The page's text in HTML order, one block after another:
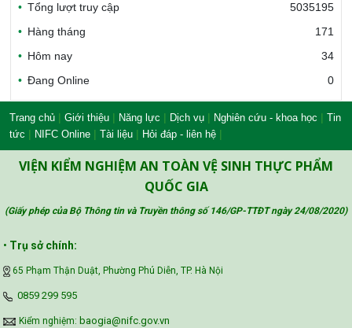
Công đoàn Y tế Việt Nam
Safe Food for Growth Project (SAFEGRO)
Vietnam Center for Food Safety Risk
Tổng lượt truy cập
5035195
Hàng tháng
171
Hôm nay
34
Đang Online
0
Trang chủ | Giới thiệu | Năng lực | Dịch vụ | Nghiên cứu - khoa học | Tin
tức | NIFC Online | Tài liệu | Hỏi đáp - liên hệ |
VIỆN KIỂM NGHIỆM AN TOÀN VỆ SINH THỰC PHẨM
QUỐC GIA
(Giấy phép của Bộ Thông tin và Truyền thông số 146/GP-TTĐT ngày 24/08/2020)
• Trụ sở chính:
65 Phạm Thận Duật, Phường Phú Diễn, TP. Hà Nội
‪0859 299 595‬
Kiểm nghiệm: baogia@nifc.gov.vn